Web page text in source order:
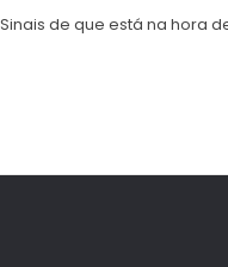
Sinais de que está na hora